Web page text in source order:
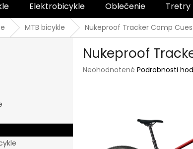
Elektrobicykle Oblečenie Tretry
MTB bicykle Nukeproof Tracker Comp Cues
Nukeproof
Priemerné
Neohodnotené Podrobnosti